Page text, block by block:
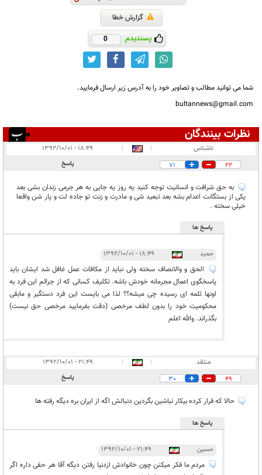
گزارش خطا
پسندیدم 0
شما می توانید مطالب و تصاویر خود را به آدرس زیر ارسال فرمایید.
bultannews@gmail.com
نظرات بینندگان
در انتظار بررسی:۱
ناشناس |
|
۱۸:۴۹ - ۱۳۹۲/۱۰/۰۱
22
71 پاسخ
به حق شرافت و انسانیت توجه کنید یه روز یه جایی به هر جرمی زندان بشی بعد
یکی از بستگانت اعدام بشه بعد تبعید شی و مادرت و زنت تو جاده لت و پار شن واقعا
خیلی سخته .
پاسخ ها
حمید ۱۸:۴۹ - ۱۳۹۲/۱۰/۰۱
الحق و والانصاف سخته ولی نباید از مکافات عمل غافل شد ایشان باید
پاسخگوی اعمال مجرمانه خودش باشه. تکلیف کسانی که از جرائم این فرد به
اونها ثلمه ای رسیده چی میشه؟؟ لذا می بایست این فرد دستگیر و مابقی
محکومیت خود را بدون لطف مرخصی (دقت بفرمایید مرخصی حق نیست)
بگذراند. والله اعلم
منتقد |
|
۲۱:۴۹ - ۱۳۹۲/۱۰/۰۱
49
30 پاسخ
حالا که فرار کرده بیکار نباشین بگردین دنبالش اگه از ایران بره دیگه رفته ها
پاسخ ها
حسین ۲۱:۴۹ - ۱۳۹۲/۱۰/۰۱
مردم ما فکر میکنن چون خانوادش ازدنیا رفتن دیگه آقا هر حقی داره اگر